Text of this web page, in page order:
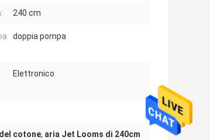
240 cm
doppia pompa
Elettronico
cotone, aria Jet Looms di 240cm